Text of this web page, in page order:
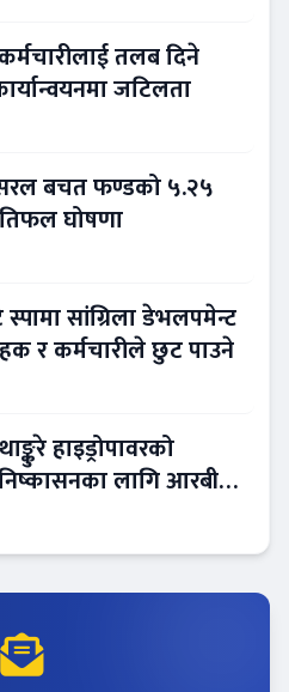
तलब दिने
जटिलता
बचत फण्डको ५.२५
घोषणा
स्पामा सांग्रिला डेभलपमेन्ट
र कर्मचारीले छुट पाउने
हाइड्रोपावरको
लागि आरबीबी